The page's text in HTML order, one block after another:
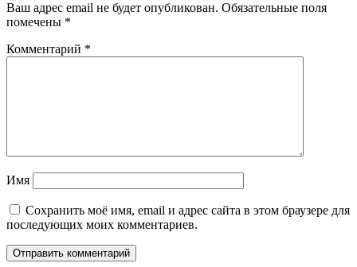
Ваш адрес email не будет опубликован. Обязательные поля
помечены *
Комментарий *
Имя
Сохранить моё имя, email и адрес сайта в этом браузере для
последующих моих комментариев.